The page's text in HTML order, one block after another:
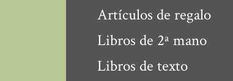
Artículos de regalo
Libros de 2ª mano
Libros de texto